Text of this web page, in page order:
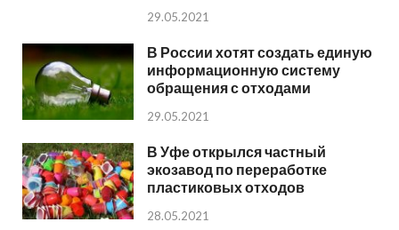
29.05.2021
В России хотят создать единую
информационную систему
обращения с отходами
29.05.2021
В Уфе открылся частный
экозавод по переработке
пластиковых отходов
28.05.2021